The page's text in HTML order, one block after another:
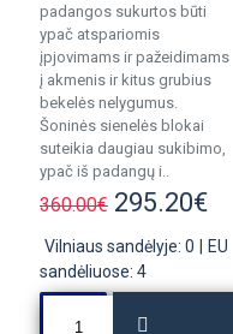
padangos sukurtos būti
ypač atspariomis
įpjovimams ir pažeidimams
į akmenis ir kitus grubius
bekelės nelygumus.
Šoninės sienelės blokai
suteikia daugiau sukibimo,
ypač iš padangų i..
360.00€ 295.20€
Vilniaus sandėlyje: 0
EU
sandėliuose: 4